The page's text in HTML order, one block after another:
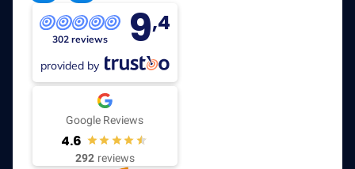
302 reviews 9,4
provided by
Google Reviews
4.6
292 reviews